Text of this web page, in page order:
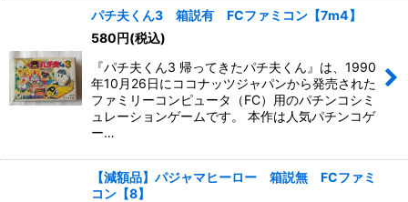
パチ夫くん3 箱説有 FCファミコン【7m4】
580円(税込)
『パチ夫くん3 帰ってきたパチ夫くん』は、1990
年10月26日にココナッツジャパンから発売された
ファミリーコンピュータ（FC）用のパチンコシミ
ュレーションゲームです。 本作は人気パチンコゲ
ー…
【減額品】パジャマヒーロー 箱説無 FCファミ
コン【8】